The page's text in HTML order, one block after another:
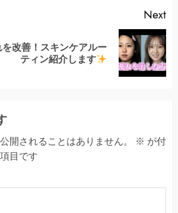
Next
改善！スキンケアルー
ティン紹介します
開されることはありません。 ※ が付
目です